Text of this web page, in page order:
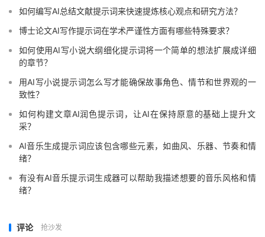
如何编写AI总结文献提示词来快速提炼核心观点和研究方法？
博士论文AI写作提示词在学术严谨性方面有哪些特殊要求？
如何使用AI写小说大纲细化提示词将一个简单的想法扩展成详细
的章节？
用AI写小说提示词怎么写才能确保故事角色、情节和世界观的一
致性？
如何构建文章AI润色提示词，让AI在保持原意的基础上提升文
采？
AI音乐生成提示词应该包含哪些元素，如曲风、乐器、节奏和情
绪？
有没有AI音乐提示词生成器可以帮助我描述想要的音乐风格和情
绪？
评论 抢沙发